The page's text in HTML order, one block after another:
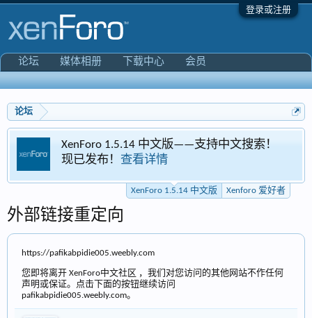
登录或注册
论坛
1.5.14 中文版——支持中文搜索！
发布！ 查看详情
XenForo 1.5.14 中文版 Xenforo 爱好者
外部链接重定向
https://pafikabpidie005.weebly.com
您即将离开 XenForo中文社区 ，我们对您访问的其他网站不作任何
声明或保证。点击下面的按钮继续访问
pafikabpidie005.weebly.com。
论坛 媒体相册 下载中心 会员